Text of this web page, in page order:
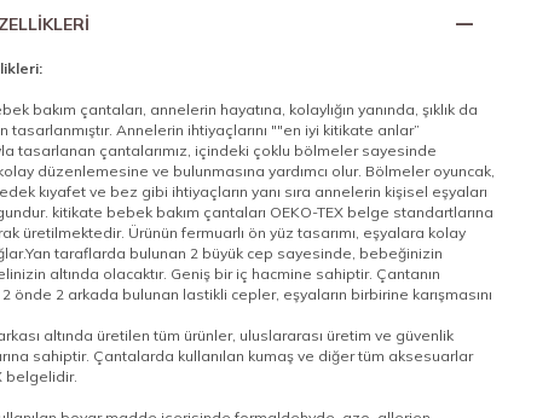
bakım çantaları, annelerin hayatına, kolaylığın yanında, şıklık da
tasarlanmıştır. Annelerin ihtiyaçlarını ""en iyi kitikate anlar”
tasarlanan çantalarımız, içindeki çoklu bölmeler sayesinde
düzenlemesine ve bulunmasına yardımcı olur. Bölmeler oyuncak,
kıyafet ve bez gibi ihtiyaçların yanı sıra annelerin kişisel eşyaları
kitikate bebek bakım çantaları OEKO-TEX belge standartlarına
üretilmektedir. Ürünün fermuarlı ön yüz tasarımı, eşyalara kolay
taraflarda bulunan 2 büyük cep sayesinde, bebeğinizin
altında olacaktır. Geniş bir iç hacmine sahiptir. Çantanın
önde 2 arkada bulunan lastikli cepler, eşyaların birbirine karışmasını
altında üretilen tüm ürünler, uluslararası üretim ve güvenlik
sahiptir. Çantalarda kullanılan kumaş ve diğer tüm aksesuarlar
belgelidir.